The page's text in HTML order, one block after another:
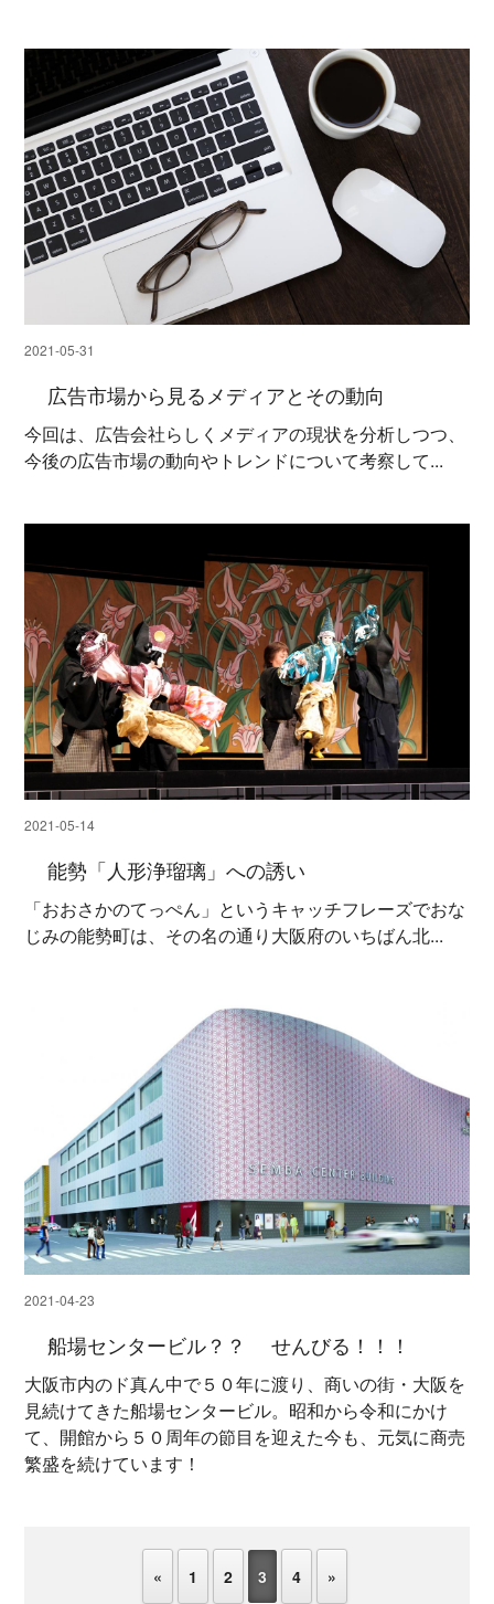
2021-05-31
広告市場から見るメディアとその動向
今回は、広告会社らしくメディアの現状を分析しつつ、
今後の広告市場の動向やトレンドについて考察して...
2021-05-14
能勢「人形浄瑠璃」への誘い
「おおさかのてっぺん」というキャッチフレーズでおな
じみの能勢町は、その名の通り大阪府のいちばん北...
2021-04-23
船場センタービル？？ せんびる！！！
大阪市内のド真ん中で５０年に渡り、商いの街・大阪を
見続けてきた船場センタービル。昭和から令和にかけ
て、開館から５０周年の節目を迎えた今も、元気に商売
繁盛を続けています！
« 1 2 3 4 »